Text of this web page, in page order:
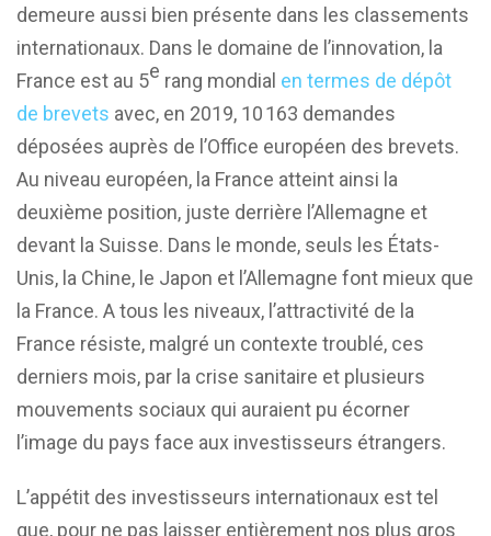
demeure aussi bien présente dans les classements
internationaux. Dans le domaine de l’innovation, la
France est au 5e rang mondial en termes de dépôt
de brevets avec, en 2019, 10 163 demandes
déposées auprès de l’Office européen des brevets.
Au niveau européen, la France atteint ainsi la
deuxième position, juste derrière l’Allemagne et
devant la Suisse. Dans le monde, seuls les États-
Unis, la Chine, le Japon et l’Allemagne font mieux que
la France. A tous les niveaux, l’attractivité de la
France résiste, malgré un contexte troublé, ces
derniers mois, par la crise sanitaire et plusieurs
mouvements sociaux qui auraient pu écorner
l’image du pays face aux investisseurs étrangers.
L’appétit des investisseurs internationaux est tel
que, pour ne pas laisser entièrement nos plus gros